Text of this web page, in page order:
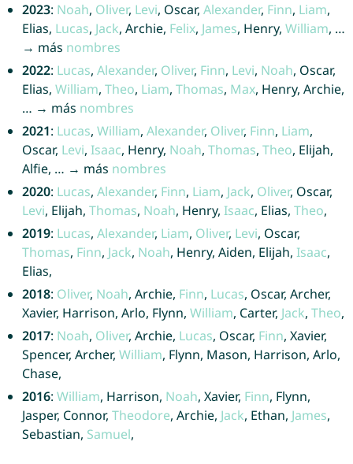
2023: Noah, Oliver, Levi, Oscar, Alexander, Finn, Liam,
Elias, Lucas, Jack, Archie, Felix, James, Henry, William, …
→ más nombres
2022: Lucas, Alexander, Oliver, Finn, Levi, Noah, Oscar,
Elias, William, Theo, Liam, Thomas, Max, Henry, Archie,
… → más nombres
2021: Lucas, William, Alexander, Oliver, Finn, Liam,
Oscar, Levi, Isaac, Henry, Noah, Thomas, Theo, Elijah,
Alfie, … → más nombres
2020: Lucas, Alexander, Finn, Liam, Jack, Oliver, Oscar,
Levi, Elijah, Thomas, Noah, Henry, Isaac, Elias, Theo,
2019: Lucas, Alexander, Liam, Oliver, Levi, Oscar,
Thomas, Finn, Jack, Noah, Henry, Aiden, Elijah, Isaac,
Elias,
2018: Oliver, Noah, Archie, Finn, Lucas, Oscar, Archer,
Xavier, Harrison, Arlo, Flynn, William, Carter, Jack, Theo,
2017: Noah, Oliver, Archie, Lucas, Oscar, Finn, Xavier,
Spencer, Archer, William, Flynn, Mason, Harrison, Arlo,
Chase,
2016: William, Harrison, Noah, Xavier, Finn, Flynn,
Jasper, Connor, Theodore, Archie, Jack, Ethan, James,
Sebastian, Samuel,